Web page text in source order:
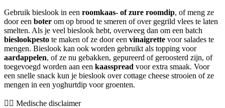
Gebruik bieslook in een roomkaas- of zure roomdip, of meng ze
door een boter om op brood te smeren of over gegrild vlees te laten
smelten. Als je veel bieslook hebt, overweeg dan om een batch
bieslookpesto te maken of ze door een vinaigrette voor salades te
mengen. Bieslook kan ook worden gebruikt als topping voor
aardappelen, of ze nu gebakken, gepureerd of geroosterd zijn, of
toegevoegd worden aan een kaasspread voor extra smaak. Voor
een snelle snack kun je bieslook over cottage cheese strooien of ze
mengen in een yoghurtdip voor groenten.
👨‍⚕️️ Medische disclaimer